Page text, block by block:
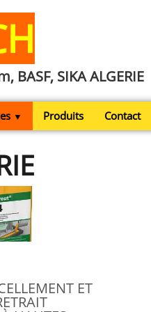
BASF, SIKA ALGERIE
▼ Produits Contact
ET